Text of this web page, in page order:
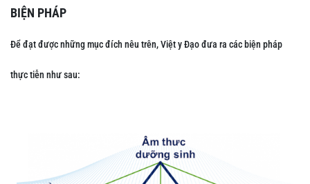
BIỆN PHÁP
Để đạt được những mục đích nêu trên, Việt y Đạo đưa ra các biện pháp
thực tiễn như sau: